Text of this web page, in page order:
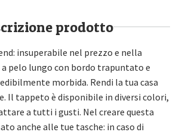
prodotto
insuperabile nel prezzo e nella
pelo lungo con bordo trapuntato e
morbida. Rendi la tua casa
Il tappeto è disponibile in diversi colori,
a tutti i gusti. Nel creare questa
anche alle tue tasche: in caso di
5 € di sconto